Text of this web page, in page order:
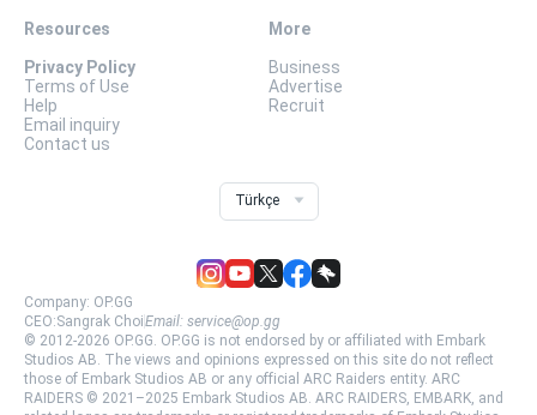
Resources
Privacy Policy
Terms of Use
Help
Email inquiry
Contact us
More
Business
Advertise
Recruit
Türkçe
Company: OP.GG
CEO:Sangrak ChoiEmail: service@op.gg
© 2012-2026 OP.GG. OP.GG is not endorsed by or affiliated with Embark
Studios AB. The views and opinions expressed on this site do not reflect
those of Embark Studios AB or any official ARC Raiders entity. ARC
RAIDERS © 2021–2025 Embark Studios AB. ARC RAIDERS, EMBARK, and